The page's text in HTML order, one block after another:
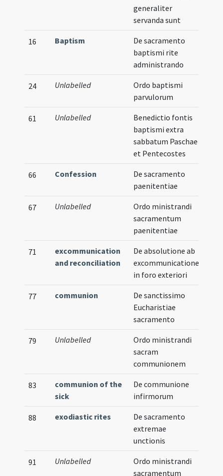
generaliter
servanda sunt
16 Baptism
De sacramento
baptismi rite
administrando
24 Unlabelled
Ordo baptismi
parvulorum
61 Unlabelled
Benedictio fontis
baptismi extra
sabbatum Paschae
et Pentecostes
66 Confession
De sacramento
paenitentiae
67 Unlabelled
Ordo ministrandi
sacramentum
paenitentiae
71
excommunication
and reconciliation
De absolutione ab
excommunicatione
in foro exteriori
77 communion
De sanctissimo
Eucharistiae
sacramento
79 Unlabelled
Ordo ministrandi
sacram
communionem
83
communion of the
sick
De communione
infirmorum
88 exodiastic rites
De sacramento
extremae
unctionis
91 Unlabelled
Ordo ministrandi
sacramentum